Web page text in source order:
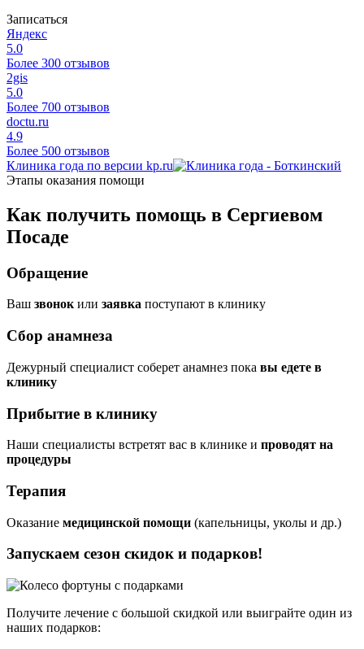
Записаться
Яндекс
5.0
Более 300 отзывов
2gis
5.0
Более 700 отзывов
doctu.ru
4.9
Более 500 отзывов
Клиника года по версии kp.ru
Этапы оказания помощи
Как получить помощь в Сергиевом
Посаде
Обращение
Ваш звонокили заявка поступают в клинику
Сбор анамнеза
Дежурный специалист соберет анамнез пока вы едете в
клинику
Прибытие в клинику
Наши специалисты встретят вас в клинике и проводят на
процедуры
Терапия
Оказание медицинской помощи (капельницы, уколы и др.)
Запускаем сезон скидок и подарков!
Получите лечение с большой скидкой или выиграйте один из
наших подарков: